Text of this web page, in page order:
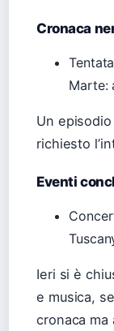
Cronaca
Marte:
Un
richiesto
Eventi
Ieri si è
e musica,
cronaca ma